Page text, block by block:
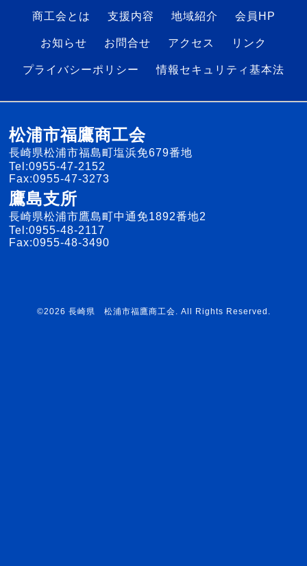
商工会とは 支援内容 地域紹介 会員HP
お知らせ お問合せ アクセス リンク
プライバシーポリシー 情報セキュリティ基本法
松浦市福鷹商工会
長崎県松浦市福島町塩浜免679番地
Tel:0955-47-2152
Fax:0955-47-3273
鷹島支所
長崎県松浦市鷹島町中通免1892番地2
Tel:0955-48-2117
Fax:0955-48-3490
©2026 長崎県 松浦市福鷹商工会. All Rights Reserved.